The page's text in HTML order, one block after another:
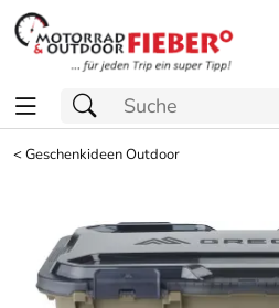
<Geschenkideen Outdoor